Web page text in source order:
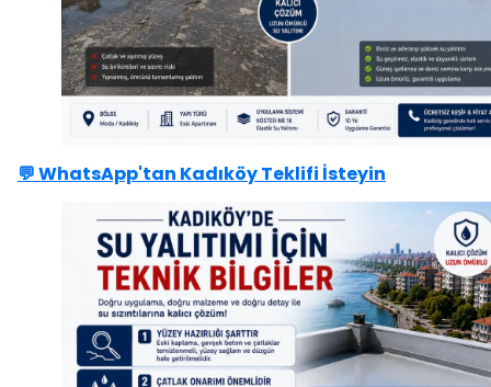
💬 WhatsApp'tan Kadıköy Teklifi İsteyin